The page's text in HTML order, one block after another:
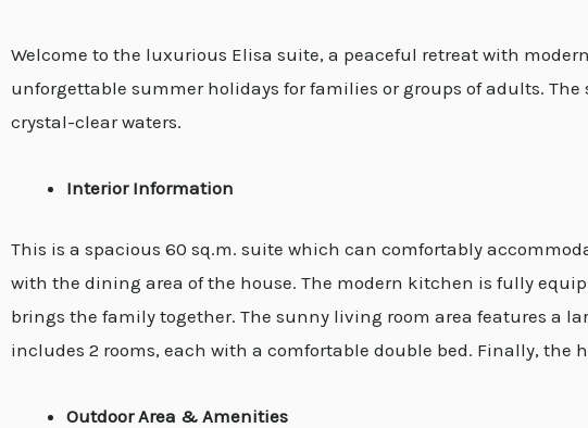
Welcome to the luxurious Elisa suite, a peaceful retreat with
unforgettable summer holidays for families or groups of adults.
crystal-clear waters.
Interior Information
This is a spacious 60 sq.m. suite which can comfortably
with the dining area of the house. The modern kitchen is fully
brings the family together. The sunny living room area features a
includes 2 rooms, each with a comfortable double bed. Finally, the
Outdoor Area & Amenities